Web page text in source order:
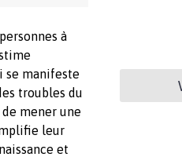
à
se manifeste
troubles du
mener une
leur
et